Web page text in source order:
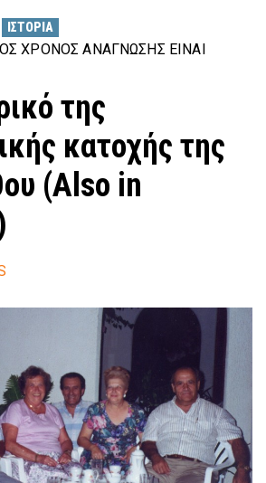
ΙΣΤΟΡΊΑ
ΧΡΌΝΟΣ ΑΝΆΓΝΩΣΗΣ ΕΊΝΑΙ
της
κατοχής της
(Also in